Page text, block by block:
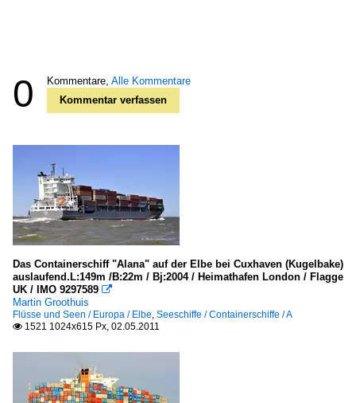
0 Kommentare, Alle Kommentare
Kommentar verfassen
Das Containerschiff "Alana" auf der Elbe bei Cuxhaven (Kugelbake)
auslaufend.L:149m /B:22m / Bj:2004 / Heimathafen London / Flagge
UK / IMO 9297589 
Martin Groothuis
Flüsse und Seen / Europa / Elbe Seeschiffe / Containerschiffe / A
 1521 1024x615 Px, 02.05.2011